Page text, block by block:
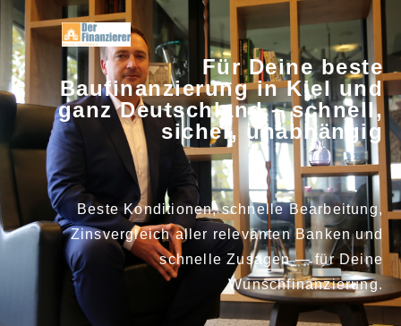
Für Deine beste
Baufinanzierung in Kiel und
ganz Deutschland – schnell,
sicher, unabhängig
Beste Konditionen, schnelle Bearbeitung,
Zinsvergleich aller relevanten Banken und
schnelle Zusagen — für Deine
Wunschfinanzierung.